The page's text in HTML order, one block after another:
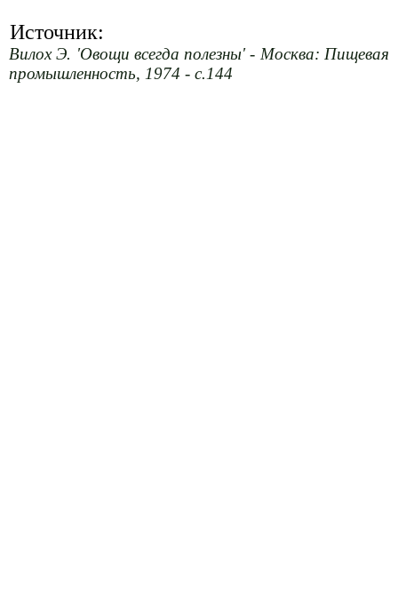
Источник:
Вилох Э. 'Овощи всегда полезны' - Москва: Пищевая
промышленность, 1974 - с.144